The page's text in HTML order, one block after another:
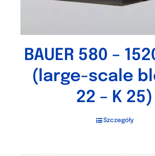
BAUER 580 –
(large-scale
22 – K 25)
Szczegóły